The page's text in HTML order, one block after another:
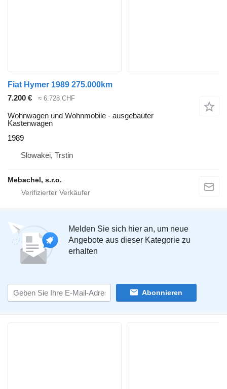
Fiat Hymer 1989 275.000km
7.200 €
≈ 6.728 CHF
Wohnwagen und Wohnmobile - ausgebauter
Kastenwagen
1989
Slowakei, Trstin
Mebachel, s.r.o.
Melden Sie sich hier an, um neue
Angebote aus dieser Kategorie zu
erhalten
Abonnieren